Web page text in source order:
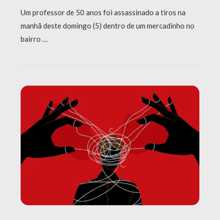
Um professor de 50 anos foi assassinado a tiros na
manhã deste domingo (5) dentro de um mercadinho no
bairro …